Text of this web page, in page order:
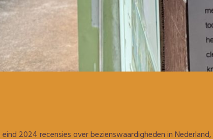
2024 recensies over bezienswaardigheden in Nederland,